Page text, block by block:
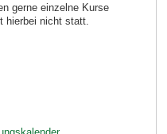
gerne einzelne Kurse
hierbei nicht statt.